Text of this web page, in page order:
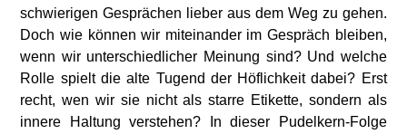
schwierigen Gesprächen lieber aus dem Weg zu gehen.
Doch wie können wir miteinander im Gespräch bleiben,
wenn wir unterschiedlicher Meinung sind? Und welche
Rolle spielt die alte Tugend der Höflichkeit dabei? Erst
recht, wen wir sie nicht als starre Etikette, sondern als
innere Haltung verstehen? In dieser Pudelkern-Folge